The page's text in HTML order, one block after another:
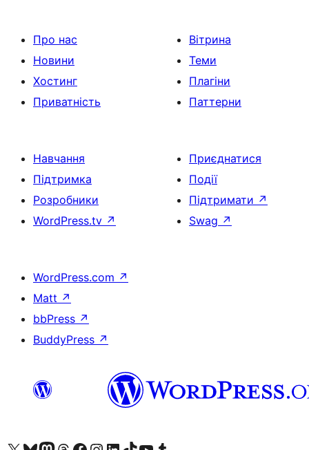
Про нас
Новини
Хостинг
Приватність
Вітрина
Теми
Плагіни
Паттерни
Навчання
Підтримка
Розробники
WordPress.tv ↗
Приєднатися
Події
Підтримати ↗
Swag ↗
WordPress.com ↗
Matt ↗
bbPress ↗
BuddyPress ↗